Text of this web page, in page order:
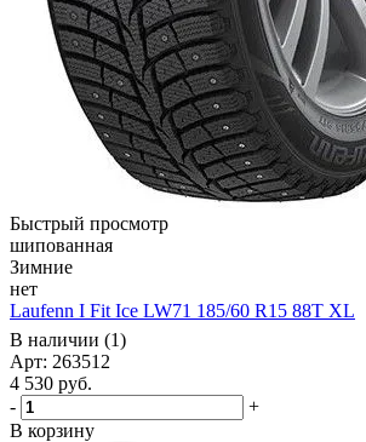
Быстрый просмотр
шипованная
Зимние
нет
Laufenn I Fit Ice LW71 185/60 R15 88T XL
В наличии (1)
Арт: 263512
4 530 руб.
-
+
В корзину